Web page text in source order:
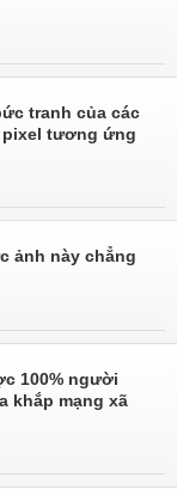
tranh của các
tương ứng
ảnh này chẳng
100% người
khắp mạng xã